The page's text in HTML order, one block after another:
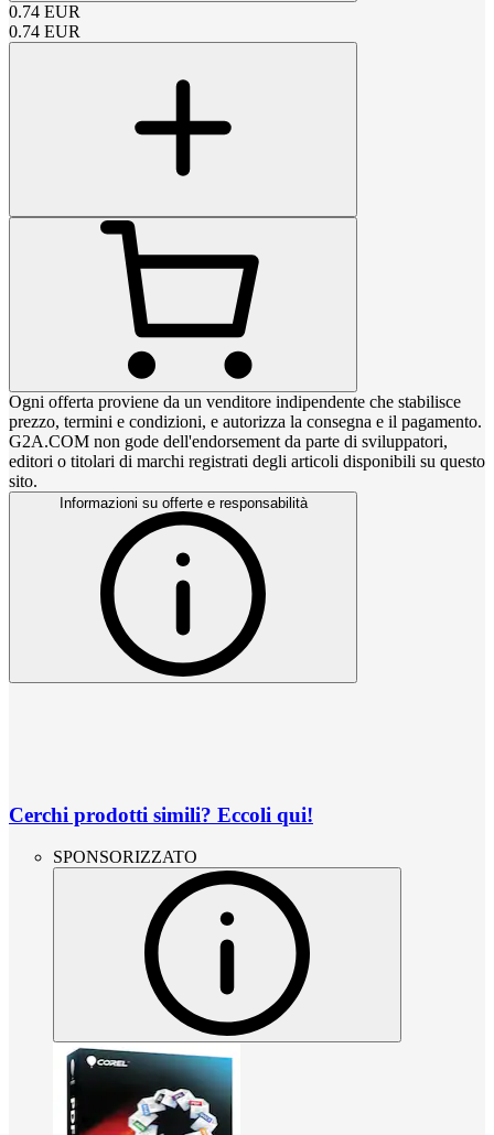
0.74 EUR
0.74 EUR
Ogni offerta proviene da un venditore indipendente che stabilisce
prezzo, termini e condizioni, e autorizza la consegna e il pagamento.
G2A.COM non gode dell'endorsement da parte di sviluppatori,
editori o titolari di marchi registrati degli articoli disponibili su questo
sito.
Informazioni su offerte e responsabilità
Cerchi prodotti simili? Eccoli qui!
SPONSORIZZATO